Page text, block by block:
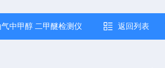
中甲醇 二甲醚检测仪 返回列表